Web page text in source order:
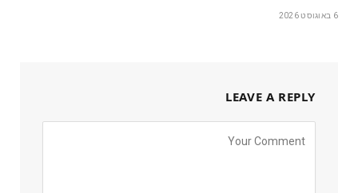
6 באוגוסט 2026
LEAVE A REPLY